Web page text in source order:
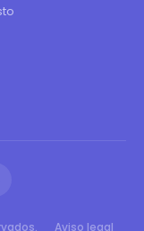
Aviso legal